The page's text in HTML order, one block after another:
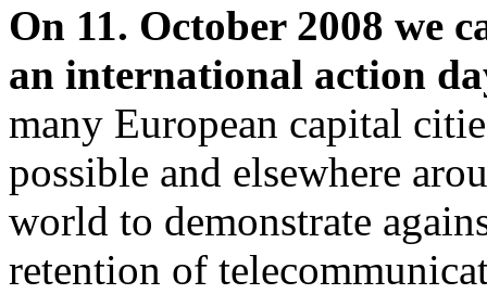
On 11. October 2008 we
an international action
many European capital
possible and elsewhere
world to demonstrate
retention of